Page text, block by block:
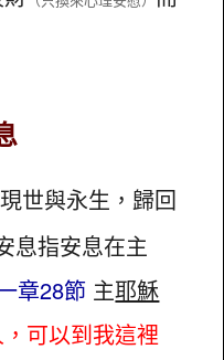
世與永生，歸回
息指安息在主
章28節 主耶穌
，可以到我這裡